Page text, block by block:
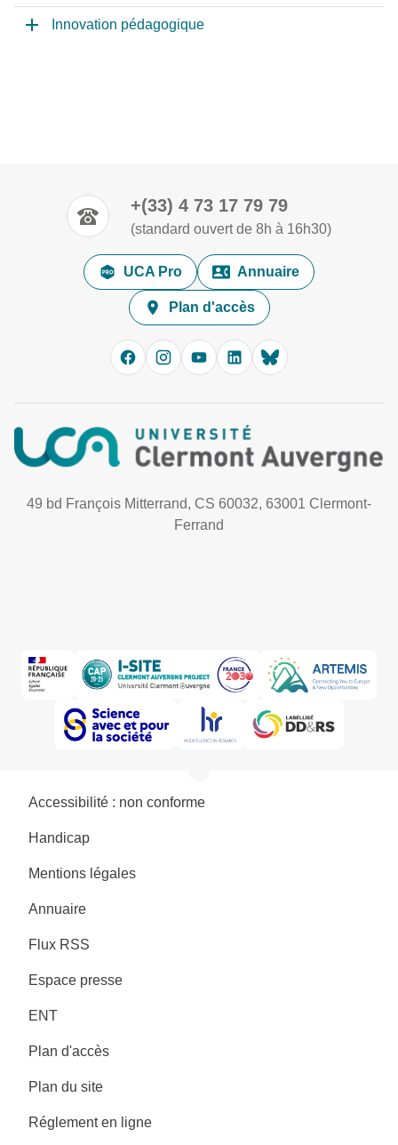
Innovation pédagogique
+(33) 4 73 17 79 79
(standard ouvert de 8h à 16h30)
UCA Pro Annuaire
Plan d'accès
49 bd François Mitterrand, CS 60032, 63001 Clermont-
Ferrand
Accessibilité : non conforme
Handicap
Mentions légales
Annuaire
Flux RSS
Espace presse
ENT
Plan d'accès
Plan du site
Réglement en ligne